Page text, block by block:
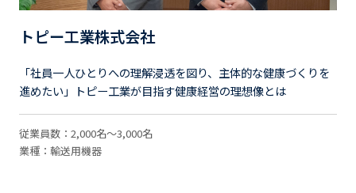
トピー工業株式会社
「社員一人ひとりへの理解浸透を図り、主体的な健康づくりを
進めたい」トピー工業が目指す健康経営の理想像とは
従業員数：2,000名～3,000名
業種：輸送用機器